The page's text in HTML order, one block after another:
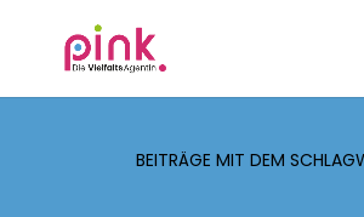
BEITRÄGE MIT DEM